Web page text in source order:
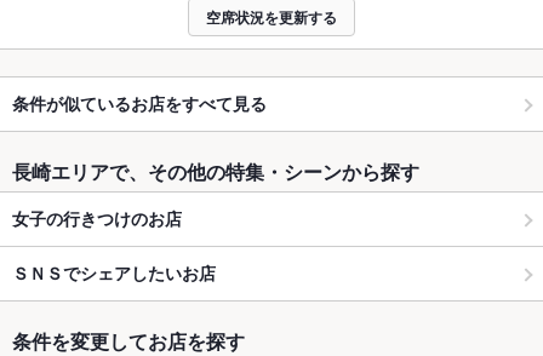
空席状況を更新する
条件が似ているお店をすべて見る
長崎エリアで、その他の特集・シーンから探す
女子の行きつけのお店
ＳＮＳでシェアしたいお店
条件を変更してお店を探す